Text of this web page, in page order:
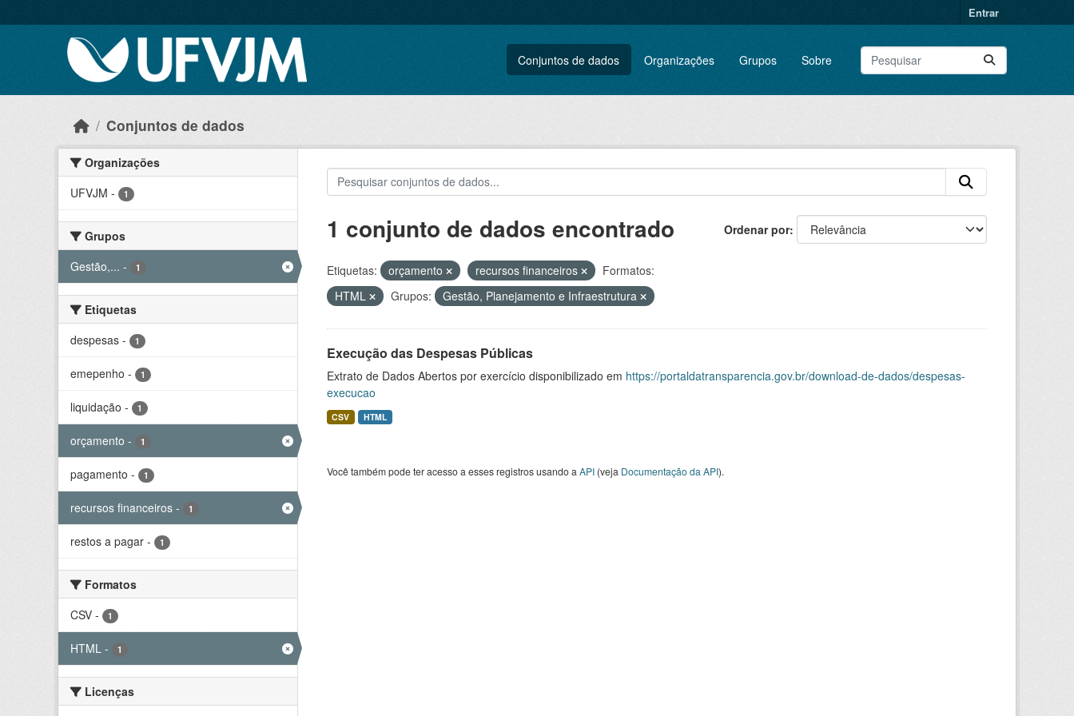
Entrar
Conjuntos de dados Organizações Grupos Sobre
Conjuntos de dados
Organizações
UFVJM - 1
Grupos
Gestão,... - 1
Etiquetas
despesas - 1
emepenho - 1
liquidação - 1
orçamento - 1
pagamento - 1
recursos financeiros - 1
restos a pagar - 1
Formatos
CSV - 1
HTML - 1
Licenças
Ordenar por
1 conjunto de dados encontrado
Etiquetas: orçamento recursos financeiros
Formatos:
HTML
Grupos: Gestão, Planejamento e Infraestrutura
Execução das Despesas Públicas
Extrato de Dados Abertos por exercício disponibilizado em https://portaldatransparencia.gov.br/download-de-dados/despesas-
execucao
CSV HTML
Você também pode ter acesso a esses registros usando a API(veja Documentação da API).